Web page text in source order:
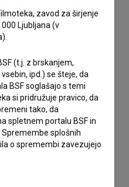
RTV-ju. Ob ponedeljkih,
City, ga redno kliče
ko Urbana televizijski
oddaje, Marcel
Veronika želi priti k
svojo Iniciativo
na koncu ne
na recepciji preskoči
zavod za širjenje
Ljubljana (v
(t.j. z brskanjem,
ipd.) se šteje, da
BSF soglašajo s temi
si pridružuje pravico, da
tako, da
spletnem portalu BSF in
splošnih
o spremembi zavezujejo